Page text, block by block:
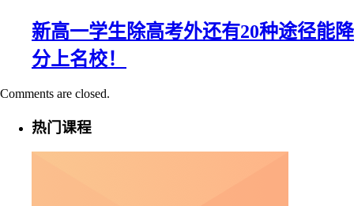
新高一学生除高考外还有20种途径能降
分上名校！
Comments are closed.
热门课程